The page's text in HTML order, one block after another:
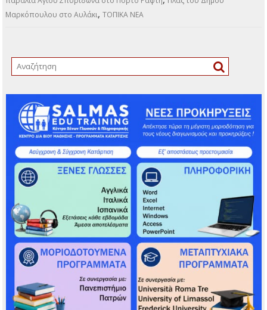
Μαρκόπουλου στο Αυλάκι,ΤΟΠΙΚΑ ΝΕΑ